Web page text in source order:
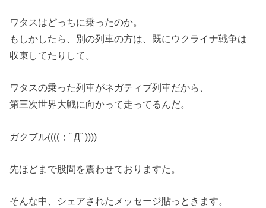
ワタスはどっちに乗ったのか。
もしかしたら、別の列車の方は、既にウクライナ戦争は
収束してたりして。
ワタスの乗った列車がネガティブ列車だから、
第三次世界大戦に向かって走ってるんだ。
ガクブル((((；ﾟДﾟ))))
先ほどまで股間を震わせておりますた。
そんな中、シェアされたメッセージ貼っときます。